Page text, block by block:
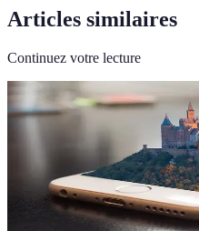
Articles similaires
Continuez votre lecture